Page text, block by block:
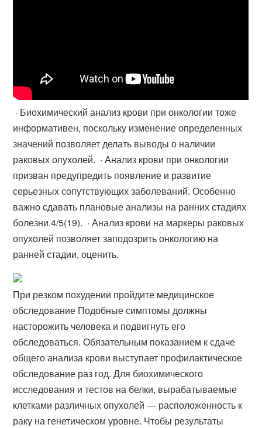
· Биохимический анализ крови при онкологии тоже
информативен, поскольку изменение определенных
значений позволяет делать выводы о наличии
раковых опухолей. · Анализ крови при онкологии
призван предупредить появление и развитие
серьезных сопутствующих заболеваний. Особенно
важно сдавать плановые анализы на ранних стадиях
болезни.4/5(19). · Анализ крови на маркеры раковых
опухолей позволяет заподозрить онкологию на
ранней стадии, оценить.
При резком похудении пройдите медицинское
обследование Подобные симптомы должны
насторожить человека и подвигнуть его
обследоваться. Обязательным показанием к сдаче
общего анализа крови выступает профилактическое
обследование раз год. Для биохимического
исследования и тестов на белки, вырабатываемые
клетками различных опухолей — расположенность к
раку на генетическом уровне. Чтобы результаты